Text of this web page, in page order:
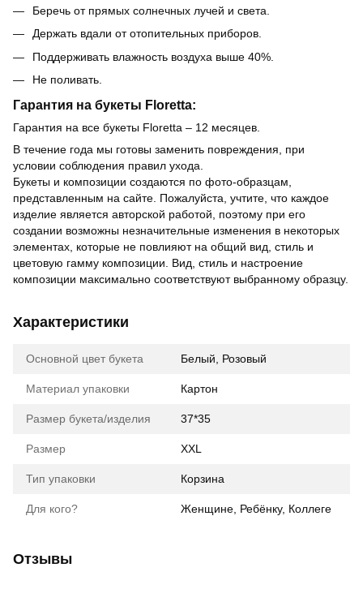
Беречь от прямых солнечных лучей и света.
Держать вдали от отопительных приборов.
Поддерживать влажность воздуха выше 40%.
Не поливать.
Гарантия на букеты Floretta:
Гарантия на все букеты Floretta – 12 месяцев.
В течение года мы готовы заменить повреждения, при
условии соблюдения правил ухода.
Букеты и композиции создаются по фото-образцам,
представленным на сайте. Пожалуйста, учтите, что каждое
изделие является авторской работой, поэтому при его
создании возможны незначительные изменения в некоторых
элементах, которые не повлияют на общий вид, стиль и
цветовую гамму композиции. Вид, стиль и настроение
композиции максимально соответствуют выбранному образцу.
Характеристики
Основной цвет букета Белый, Розовый
Материал упаковки Картон
Размер букета/изделия 37*35
Размер XXL
Тип упаковки Корзина
Для кого? Женщине, Ребёнку, Коллеге
Отзывы